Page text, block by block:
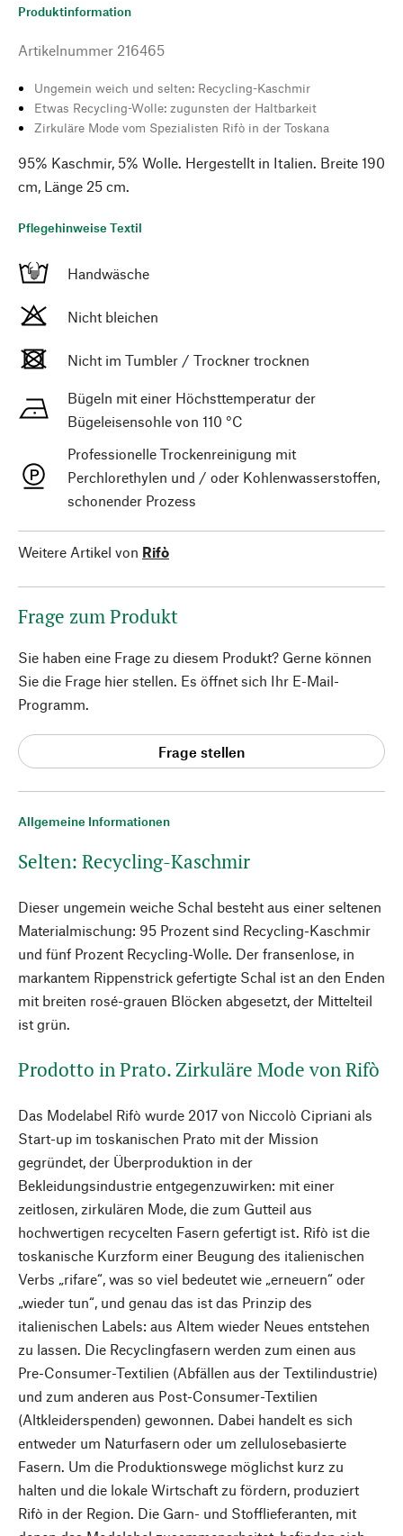
Allgemeine Informationen
Selten: Recycling-Kaschmir
Dieser ungemein weiche Schal besteht aus einer seltenen
Materialmischung: 95 Prozent sind Recycling-Kaschmir
und fünf Prozent Recycling-Wolle. Der fransenlose, in
markantem Rippenstrick gefertigte Schal ist an den Enden
mit breiten rosé-grauen Blöcken abgesetzt, der Mittelteil
ist grün.
Prodotto in Prato. Zirkuläre Mode von Rifò
Das Modelabel Rifò wurde 2017 von Niccolò Cipriani als
Start-up im toskanischen Prato mit der Mission
gegründet, der Überproduktion in der
Bekleidungsindustrie entgegenzuwirken: mit einer
zeitlosen, zirkulären Mode, die zum Gutteil aus
hochwertigen recycelten Fasern gefertigt ist. Rifò ist die
toskanische Kurzform einer Beugung des italienischen
Verbs „rifare“, was so viel bedeutet wie „erneuern“ oder
„wieder tun“, und genau das ist das Prinzip des
italienischen Labels: aus Altem wieder Neues entstehen
zu lassen. Die Recyclingfasern werden zum einen aus
Pre-Consumer-Textilien (Abfällen aus der Textilindustrie)
und zum anderen aus Post-Consumer-Textilien
(Altkleiderspenden) gewonnen. Dabei handelt es sich
entweder um Naturfasern oder um zellulosebasierte
Fasern. Um die Produktionswege möglichst kurz zu
halten und die lokale Wirtschaft zu fördern, produziert
Rifò in der Region. Die Garn- und Stofflieferanten, mit
Produktinformation
Artikelnummer 216465
Ungemein weich und selten: Recycling-Kaschmir
Etwas Recycling-Wolle: zugunsten der Haltbarkeit
Zirkuläre Mode vom Spezialisten Rifò in der Toskana
95% Kaschmir, 5% Wolle. Hergestellt in Italien. Breite 190
cm, Länge 25 cm.
Pflegehinweise Textil
Handwäsche
Nicht bleichen
Nicht im Tumbler / Trockner trocknen
Bügeln mit einer Höchsttemperatur der
Bügeleisensohle von 110 °C
Professionelle Trockenreinigung mit
Perchlorethylen und / oder Kohlenwasserstoffen,
schonender Prozess
Weitere Artikel von Rifò
Frage zum Produkt
Sie haben eine Frage zu diesem Produkt? Gerne können
Sie die Frage hier stellen. Es öffnet sich Ihr E-Mail-
Programm.
Frage stellen